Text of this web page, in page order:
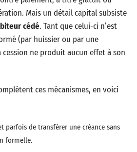
Mais un détail capital subsiste
cédé. Tant que celui-ci n’est
(par huissier ou par une
ne produit aucun effet à son
ces mécanismes, en voici
parfois de transférer une créance sans
formelle.